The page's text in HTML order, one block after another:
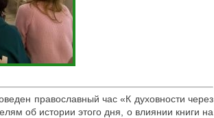
православный час «К духовности через
об истории этого дня, о влиянии книги на